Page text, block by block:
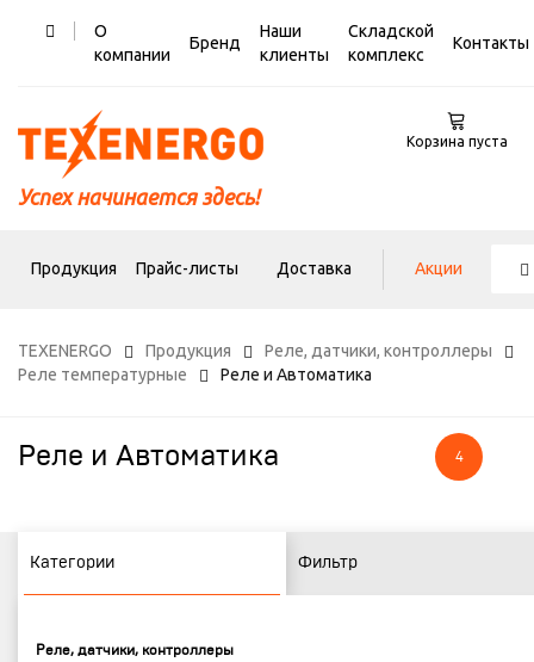
О
компании
Бренд
Наши
клиенты
Складской
комплекс
Контакты
Успех начинается здесь!
Корзина пуста
Продукция Прайс-листы Доставка Акции
TEXENERGO Продукция
Реле, датчики, контроллеры
Реле температурные
Реле и Автоматика
Реле и Автоматика 4
Категории Фильтр
Реле, датчики, контроллеры